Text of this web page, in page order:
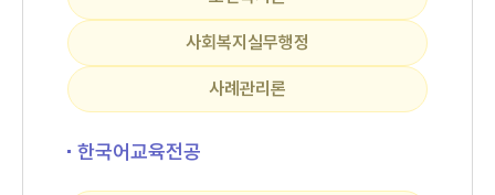
사회복지실무행정
사례관리론
한국어교육전공